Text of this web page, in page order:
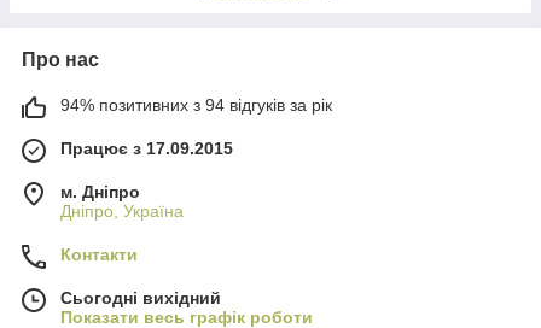
Про нас
94% позитивних з 94 відгуків за рік
Працює з 17.09.2015
м. Дніпро
Дніпро, Україна
Контакти
Сьогодні вихідний
Показати весь графік роботи